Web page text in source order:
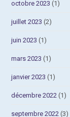
octobre 2023 (1)
juillet 2023 (2)
juin 2023 (1)
mars 2023 (1)
janvier 2023 (1)
décembre 2022 (1)
septembre 2022 (3)